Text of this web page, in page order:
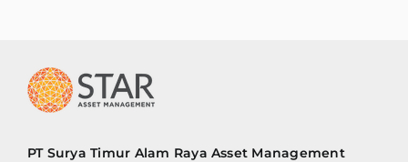
PT Surya Timur Alam Raya Asset Management